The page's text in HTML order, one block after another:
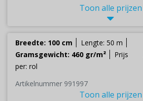
Toon alle prijzen
Breedte: 100 cm
Lengte: 50 m
Gramsgewicht: 460 gr/m²
Prijs
per: rol
Artikelnummer 991997
Toon alle prijzen